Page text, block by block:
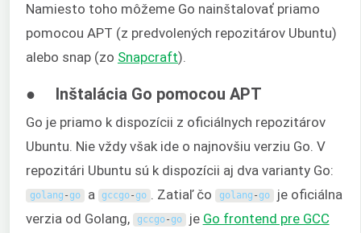
Namiesto toho môžeme Go nainštalovať priamo
pomocou APT (z predvolených repozitárov Ubuntu)
alebo snap (zo Snapcraft).
● Inštalácia Go pomocou APT
Go je priamo k dispozícii z oficiálnych repozitárov
Ubuntu. Nie vždy však ide o najnovšiu verziu Go. V
repozitári Ubuntu sú k dispozícii aj dva varianty Go:
golang -go a gccgo-go . Zatiaľ čo golang -go je oficiálna
verzia od Golang,
gccgo-go je Go frontend pre GCC